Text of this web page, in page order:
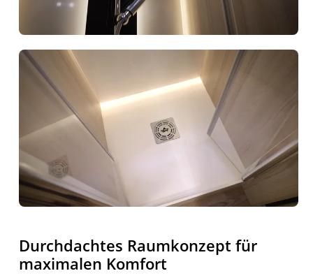
Durchdachtes Raumkonzept für
maximalen Komfort